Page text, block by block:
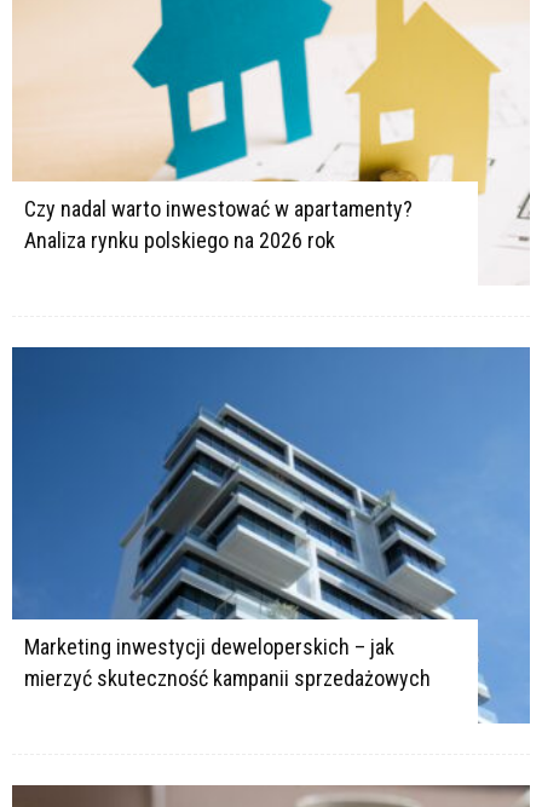
Czy nadal warto inwestować w apartamenty?
Analiza rynku polskiego na 2026 rok
Marketing inwestycji deweloperskich – jak
mierzyć skuteczność kampanii sprzedażowych